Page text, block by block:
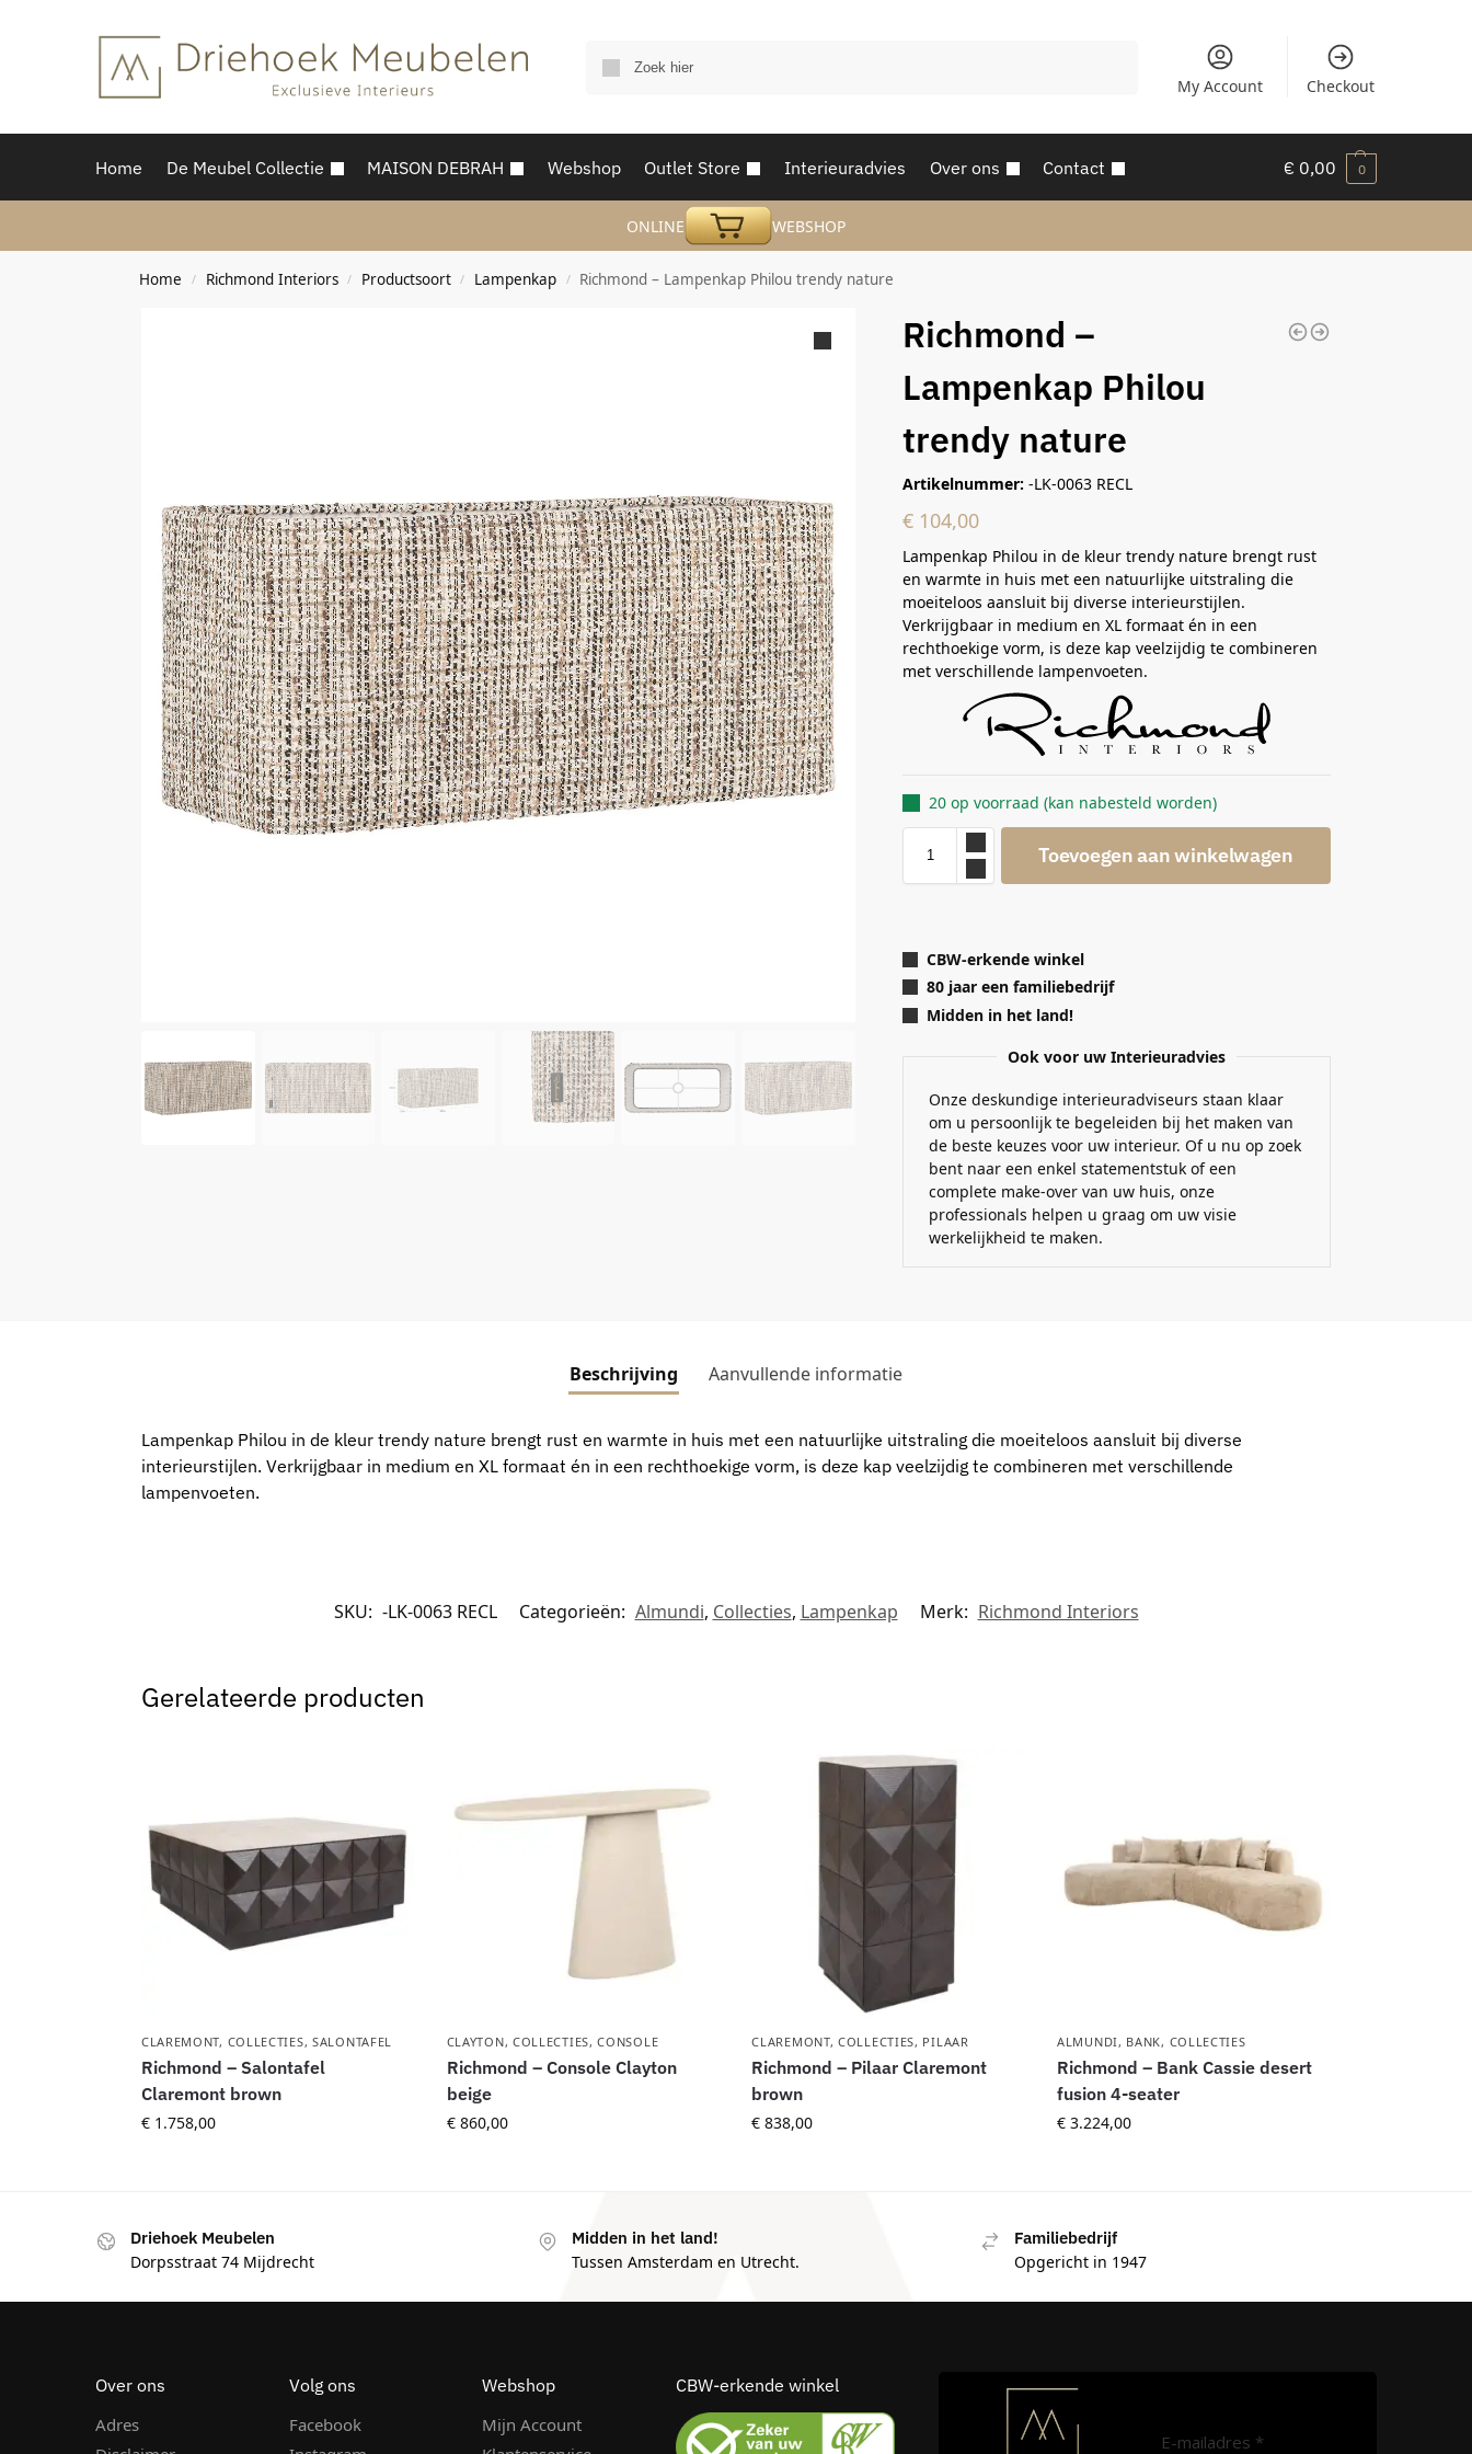
My Account Checkout
Home De Meubel Collectie MAISON DEBRAH Webshop Outlet Store Interieuradvies Over ons Contact € 0,00 0
ONLINE WEBSHOP
Home / Richmond Interiors / Productsoort / Lampenkap / Richmond – Lampenkap Philou trendy nature
Richmond –
Lampenkap Philou
trendy nature
Artikelnummer: -LK-0063 RECL
€ 104,00
Lampenkap Philou in de kleur trendy nature brengt rust
en warmte in huis met een natuurlijke uitstraling die
moeiteloos aansluit bij diverse interieurstijlen.
Verkrijgbaar in medium en XL formaat én in een
rechthoekige vorm, is deze kap veelzijdig te combineren
met verschillende lampenvoeten.
20 op voorraad (kan nabesteld worden)
Toevoegen aan winkelwagen
CBW-erkende winkel
80 jaar een familiebedrijf
Midden in het land!
Ook voor uw Interieuradvies
Onze deskundige interieuradviseurs staan klaar
om u persoonlijk te begeleiden bij het maken van
de beste keuzes voor uw interieur. Of u nu op zoek
bent naar een enkel statementstuk of een
complete make-over van uw huis, onze
professionals helpen u graag om uw visie
werkelijkheid te maken.
Beschrijving Aanvullende informatie
Lampenkap Philou in de kleur trendy nature brengt rust en warmte in huis met een natuurlijke uitstraling die moeiteloos aansluit bij diverse
interieurstijlen. Verkrijgbaar in medium en XL formaat én in een rechthoekige vorm, is deze kap veelzijdig te combineren met verschillende
lampenvoeten.
SKU: -LK-0063 RECL Categorieën: Almundi, Collecties, Lampenkap Merk: Richmond Interiors
Gerelateerde producten
CLAREMONT, COLLECTIES, SALONTAFEL
Richmond – Salontafel
Claremont brown
€1.758,00
CLAYTON, COLLECTIES,CONSOLE
Richmond – Console Clayton
beige
€860,00
CLAREMONT,COLLECTIES, PILAAR
Richmond – Pilaar Claremont
brown
€ 838,00
ALMUNDI, BANK, COLLECTIES
Richmond – Bank Cassie desert
fusion 4-seater
€ 3.224,00
Driehoek Meubelen
Dorpsstraat 74 Mijdrecht
Midden in het land!
Tussen Amsterdam en Utrecht.
Familiebedrijf
Opgericht in 1947
Over ons
Adres
Volg ons
Facebook
Webshop
Mijn Account
CBW-erkende winkel
E-mailadres *